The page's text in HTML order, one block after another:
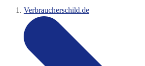
Verbraucherschild.de